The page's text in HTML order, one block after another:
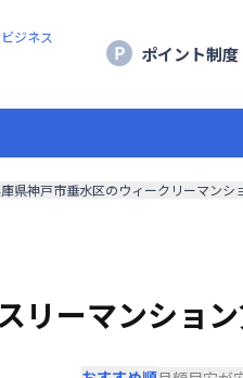
ジネス
ポイント制度
県神戸市垂水区のウィークリーマンシ
リーマンショ